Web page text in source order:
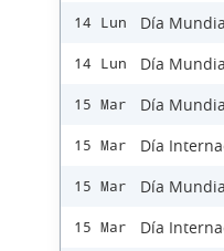
14 Lun Día
14 Lun Día
15 Mar Día
15 Mar Día
15 Mar Día
15 Mar Día